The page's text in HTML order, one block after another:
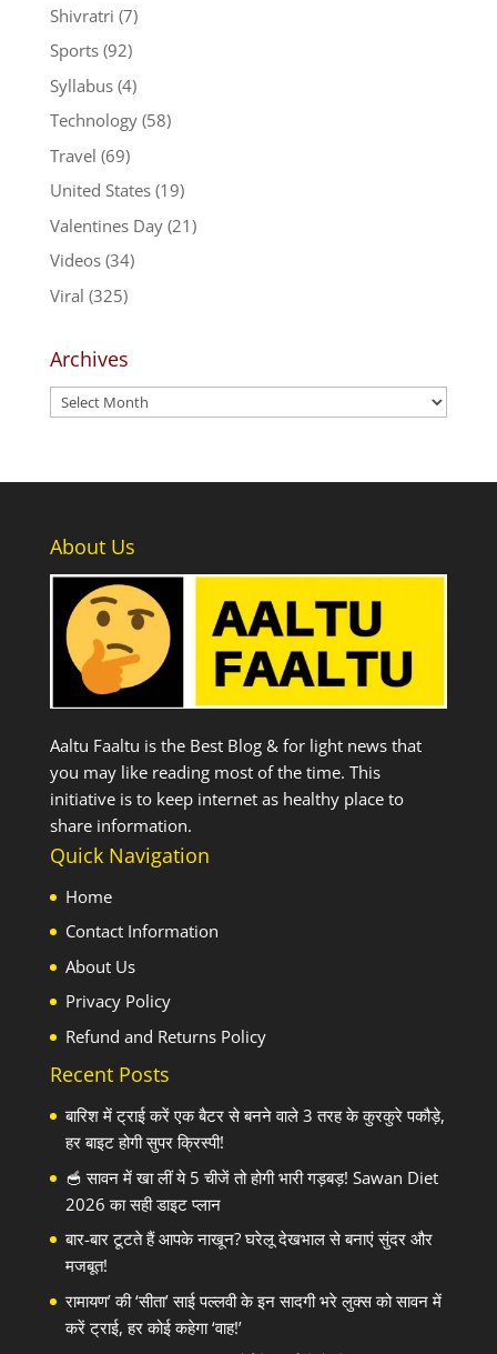
Shivratri (7)
Sports(92)
Syllabus(4)
Technology(58)
Travel (69)
United States(19)
Valentines Day(21)
Videos(34)
Viral (325)
Archives
Archives
About Us
Aaltu Faaltu is the Best Blog & for light news that
you may like reading most of the time. This
initiative is to keep internet as healthy place to
share information.
Quick Navigation
Home
Contact Information
About Us
Privacy Policy
Refund and Returns Policy
Recent Posts
बारिश में ट्राई करें एक बैटर से बनने वाले 3 तरह के कुरकुरे पकौड़े,
हर बाइट होगी सुपर क्रिस्पी!
🥣 सावन में खा लीं ये 5 चीजें तो होगी भारी गड़बड़! Sawan Diet
2026 का सही डाइट प्लान
बार-बार टूटते हैं आपके नाखून? घरेलू देखभाल से बनाएं सुंदर और
मजबूत!
रामायण’ की ‘सीता’ साई पल्लवी के इन सादगी भरे लुक्स को सावन में
करें ट्राई, हर कोई कहेगा ‘वाह!’